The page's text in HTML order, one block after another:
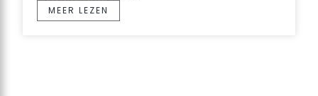
MEER LEZEN